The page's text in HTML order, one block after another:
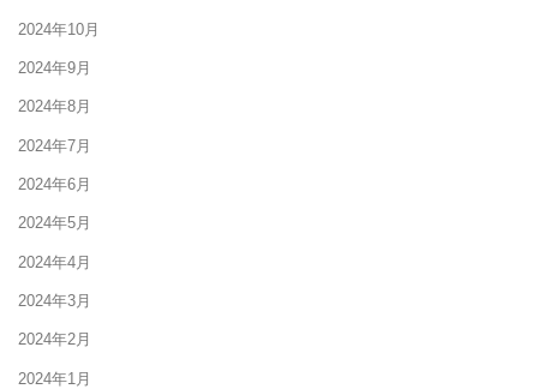
2024年10月
2024年9月
2024年8月
2024年7月
2024年6月
2024年5月
2024年4月
2024年3月
2024年2月
2024年1月